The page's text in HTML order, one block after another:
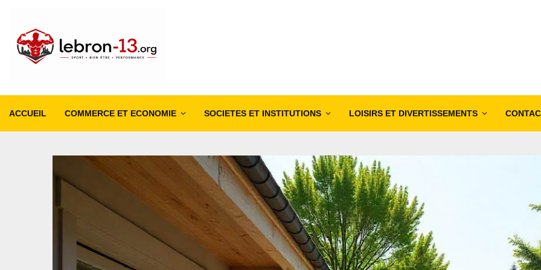
ACCUEIL COMMERCE ET ECONOMIE SOCIETES ET INSTITUTIONS LOISIRS ET DIVERTISSEMENTS